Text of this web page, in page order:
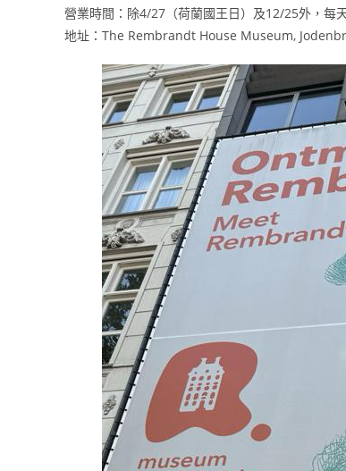
營業時間：除4/27（荷蘭國王日）及12/25外，每
地址：The Rembrandt House Museum,